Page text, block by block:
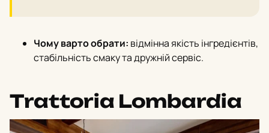
Чому варто обрати: відмінна якість інгредієнтів,
стабільність смаку та дружній сервіс.
Trattoria Lombardia